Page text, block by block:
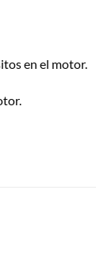
en el motor.